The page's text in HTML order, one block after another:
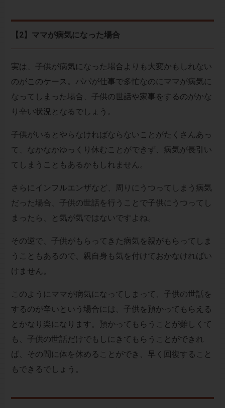
【2】ママが病気になった場合
実は、子供が病気になった場合よりも大変かもしれない
のがこのケース。パパが仕事で多忙なのにママが病気に
なってしまった場合、子供の世話や家事をするのがかな
り辛い状況となるでしょう。
子供がいるとやらなければならないことがたくさんあっ
て、なかなかゆっくり休むことができず、病気が長引い
てしまうこともあるかもしれません。
さらにインフルエンザなど、周りにうつってしまう病気
だった場合、子供の世話を行うことで子供にうつってし
まったら、と気が気ではないですよね。
その逆で、子供がもらってきた病気を親がもらってしま
うこともあるので、親自身も気を付けておかなければい
けません。
このようにママが病気になってしまって、子供の世話を
するのが辛いという場合には、子供を預かってもらえる
とかなり楽になります。預かってもらうことが難しくて
も、子供の世話だけでもしにきてもらうことができれ
ば、その間に体を休めることができ、早く回復すること
もできるでしょう。